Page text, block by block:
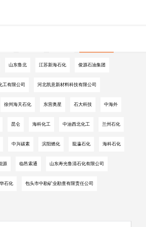
山东鲁北 江苏新海石化 俊源石油集团
工有限公司 河北凯意新材料科技有限公司
徐州海天石化 东营奥星 石大科技 中海外
昆仑 海科化工 中油西北化工 兰州石化
中兴碳素 滨阳燃化 龍瀛石化 海科石化
源 临邑索通 山东寿光鲁清石化有限公司
石化 包头市中勘矿业勘查有限责任公司